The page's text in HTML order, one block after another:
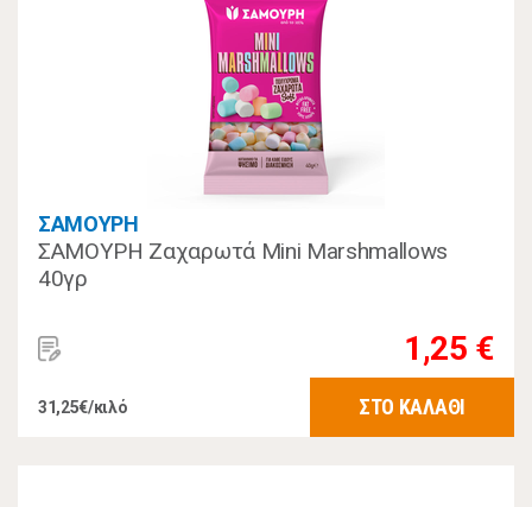
ΣΑΜΟΥΡΗ
ΣΑΜΟΥΡΗ Ζαχαρωτά Mini Marshmallows
40γρ
1,25 €
31,25€/κιλό ΣΤΟ ΚΑΛΑΘΙ